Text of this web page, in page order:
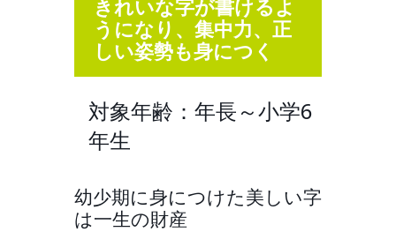
きれいな字が書けるよ
うになり、集中力、正
しい姿勢も身につく
対象年齢：年長～小学6
年生
幼少期に身につけた美しい字
は一生の財産